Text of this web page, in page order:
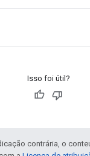
Isso foi útil?
contrária, o